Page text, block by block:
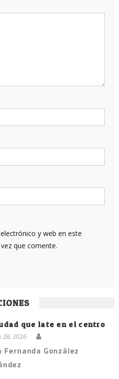
y web en este
que comente.
que late en el centro
28, 2026
Fernanda González